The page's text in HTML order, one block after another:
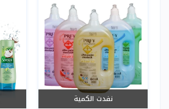
نفدت الكمية